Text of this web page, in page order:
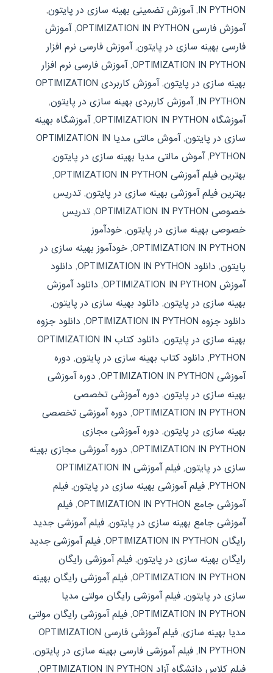
IN PYTHON
,آموزش تضمینی بهینه سازی در پایتون,
آموزش فارسی OPTIMIZATION IN PYTHON
,آموزش
فارسی بهینه سازی در پایتون,آموزش فارسی نرم افزار
OPTIMIZATION IN PYTHON
,آموزش فارسی نرم افزار
بهینه سازی در پایتون,
آموزش کاربردی OPTIMIZATION
IN PYTHON
,آموزش کاربردی بهینه سازی در پایتون,
آموزشگاه OPTIMIZATION IN PYTHON
,آموزشگاه بهینه
سازی در پایتون,
آموش مالتی مدیا OPTIMIZATION IN
PYTHON
,آموش مالتی مدیا بهینه سازی در پایتون,
بهترین فیلم آموزشی OPTIMIZATION IN PYTHON
,
بهترین فیلم آموزشی بهینه سازی در پایتون, تدریس
خصوصی OPTIMIZATION IN PYTHON
, تدریس
خصوصی بهینه سازی در پایتون, خودآموز
OPTIMIZATION IN PYTHON
, خودآموز بهینه سازی در
پایتون, دانلود OPTIMIZATION IN PYTHON , دانلود
آموزش OPTIMIZATION IN PYTHON
, دانلود آموزش
بهینه سازی در پایتون, دانلود بهینه سازی در پایتون,
دانلود جزوه OPTIMIZATION IN PYTHON
, دانلود جزوه
بهینه سازی در پایتون,
دانلود کتاب OPTIMIZATION IN
PYTHON
, دانلود کتاب بهینه سازی در پایتون, دوره
آموزشی OPTIMIZATION IN PYTHON
, دوره آموزشی
بهینه سازی در پایتون, دوره آموزشی تخصصی
OPTIMIZATION IN PYTHON
, دوره آموزشی تخصصی
بهینه سازی در پایتون, دوره آموزشی مجازی
OPTIMIZATION IN PYTHON
, دوره آموزشی مجازی بهینه
سازی در پایتون,
فیلم آموزشی OPTIMIZATION IN
PYTHON
, فیلم آموزشی بهینه سازی در پایتون, فیلم
آموزشی جامع OPTIMIZATION IN PYTHON
, فیلم
آموزشی جامع بهینه سازی در پایتون, فیلم آموزشی جدید
رایگان OPTIMIZATION IN PYTHON
, فیلم آموزشی جدید
رایگان بهینه سازی در پایتون, فیلم آموزشی رایگان
OPTIMIZATION IN PYTHON
, فیلم آموزشی رایگان بهینه
سازی در پایتون, فیلم آموزشی رایگان مولتی مدیا
OPTIMIZATION IN PYTHON
, فیلم آموزشی رایگان مولتی
مدیا بهینه سازی,
فیلم آموزشی فارسی OPTIMIZATION
IN PYTHON
, فیلم آموزشی فارسی بهینه سازی در پایتون,
فیلم کلاس دانشگاه آزاد OPTIMIZATION IN PYTHON
,